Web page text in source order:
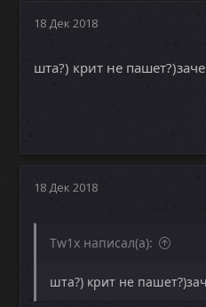
18 Дек 2018
шта?) крит не
18 Дек 2018
Tw1x написал(а):
шта?) крит не